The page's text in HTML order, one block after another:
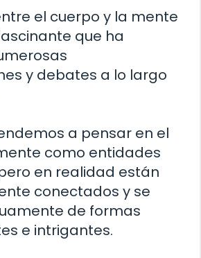
el cuerpo y la mente
que ha
y debates a lo largo
a pensar en el
como entidades
en realidad están
conectados y se
de formas
e intrigantes.